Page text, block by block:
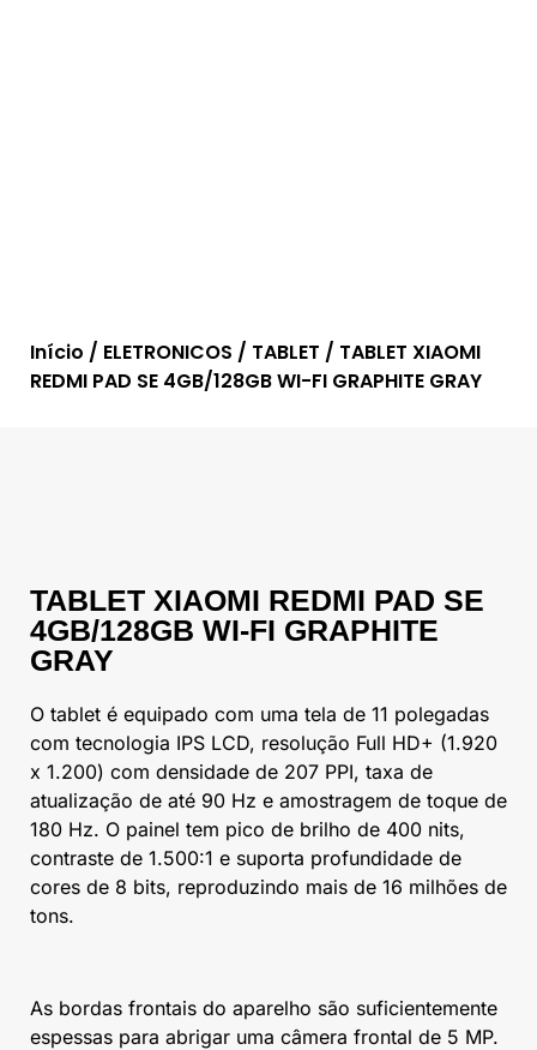
Início / ELETRONICOS / TABLET / TABLET XIAOMI
REDMI PAD SE 4GB/128GB WI-FI GRAPHITE GRAY
TABLET XIAOMI REDMI PAD SE
4GB/128GB WI-FI GRAPHITE
GRAY
O tablet é equipado com uma tela de 11 polegadas
com tecnologia IPS LCD, resolução Full HD+ (1.920
x 1.200) com densidade de 207 PPI, taxa de
atualização de até 90 Hz e amostragem de toque de
180 Hz. O painel tem pico de brilho de 400 nits,
contraste de 1.500:1 e suporta profundidade de
cores de 8 bits, reproduzindo mais de 16 milhões de
tons.
As bordas frontais do aparelho são suficientemente
espessas para abrigar uma câmera frontal de 5 MP.